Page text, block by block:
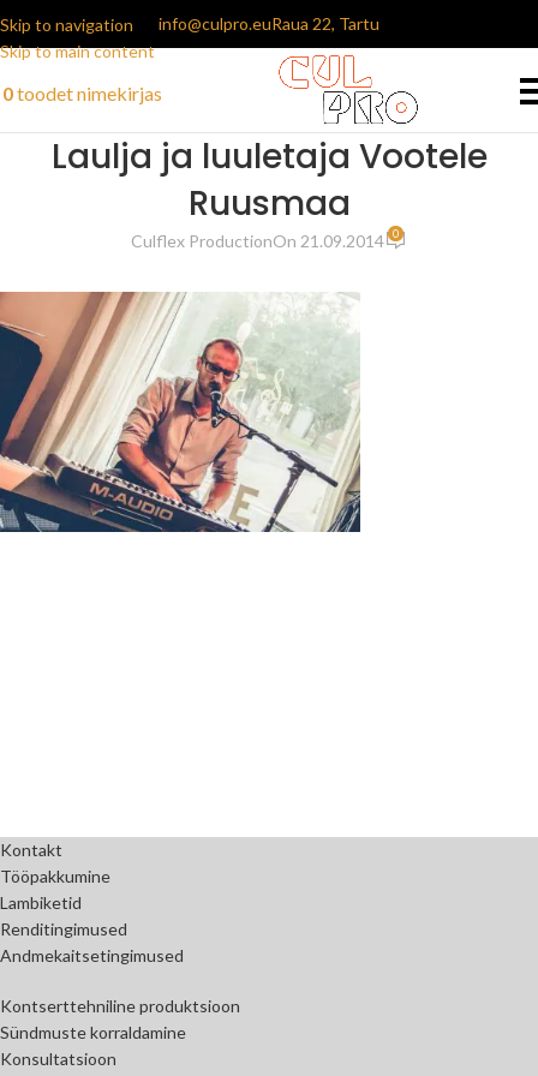
Skip to navigation
Skip to main content
info@culpro.euRaua 22, Tartu
0toodetnimekirjas
Laulja ja luuletaja Vootele
Ruusmaa
Culflex ProductionOn 21.09.2014 0
Kontakt
Tööpakkumine
Lambiketid
Renditingimused
Andmekaitsetingimused
Kontserttehniline produktsioon
Sündmuste korraldamine
Konsultatsioon